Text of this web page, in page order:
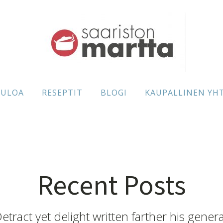
RESEPTIT BLOGI KAUPALLINEN
Recent Posts
yet delight written farther his